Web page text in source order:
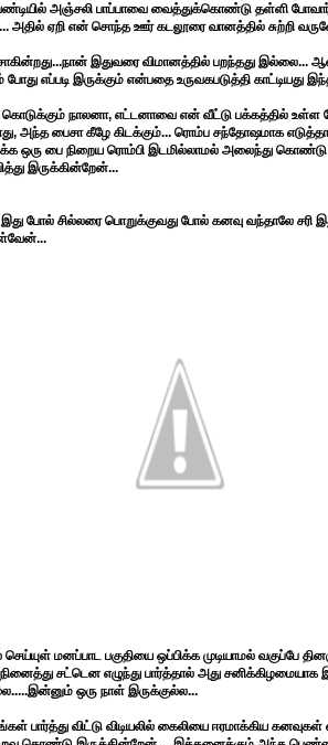
அஞ்சலி பாப்பாவை வைத்துக்கொண்டு தள்ளி
அதில் ஏறி என் சொந்த ஊர் கடலூரை வானத்தில் சுற்றி
இதுவரை விமானத்தில் பறந்தது இல்லை...
போது எப்படி இருக்கும் என்பதை உருவகபடுத்தி காட்டியது
கொடுக்கும் நாலனா, எட்டனாவை என் வீட்டு பக்கத்தில் உள்ள
அந்த பைசா கீழே கிடக்கும்... ரொம்ப சந்தோஷமாக
ஒரு பை நிறைய ரொம்பி இடமில்லாமல் அலைந்து கொண்டு
இருக்கின்றேன்...
போல் சில்லரை பொறுக்குவது போல் கனவு வந்தாலே சரி
மனப்பாட பகுதியை ஒப்பிக்க முடியாமல் வகுப்பே
சட்டென எழுந்து பார்த்தால் அது சனிக்கிழமையாக
ஒரு நாள் இருக்குல்ல...
பார்த்து விட்டு விடியலில் கைலியை ஈரமாக்கிய